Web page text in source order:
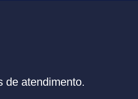
de atendimento.